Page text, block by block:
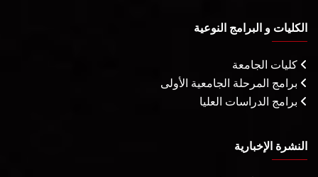
الكليات و البرامج النوعية
كليات الجامعة
برامج المرحلة الجامعية الأولى
برامج الدراسات العليا
النشرة الإخبارية